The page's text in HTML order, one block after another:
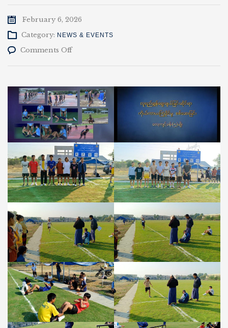
February 6, 2026
Category: NEWS & EVENTS
Comments Offon
ဆိုင်ရာ
ကိုယ်ကာယ
ကြံ့ခိုင်
မှု
စစ်ဆေး
ခြင်း